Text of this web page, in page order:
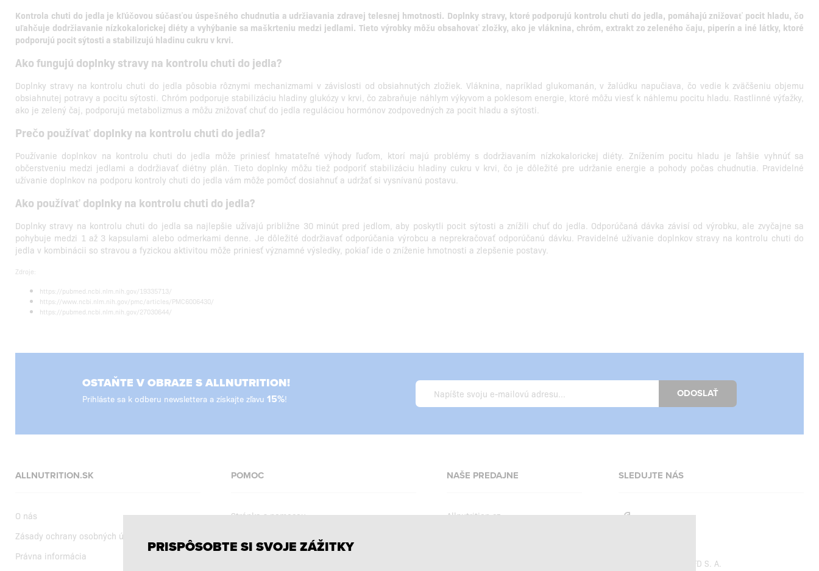
Kontrola chuti do jedla je kľúčovou súčasťou úspešného chudnutia a udržiavania zdravej telesnej hmotnosti. Doplnky stravy, ktoré podporujú kontrolu chuti do jedla, pomáhajú znižovať pocit hladu, čo
uľahčuje dodržiavanie nízkokalorickej diéty a vyhýbanie sa maškrteniu medzi jedlami. Tieto výrobky môžu obsahovať zložky, ako je vláknina, chróm, extrakt zo zeleného čaju, piperín a iné látky, ktoré
podporujú pocit sýtosti a stabilizujú hladinu cukru v krvi.
Ako fungujú doplnky stravy na kontrolu chuti do jedla?
Doplnky stravy na kontrolu chuti do jedla pôsobia rôznymi mechanizmami v závislosti od obsiahnutých zložiek. Vláknina, napríklad glukomanán, v žalúdku napučiava, čo vedie k zväčšeniu objemu
obsiahnutej potravy a pocitu sýtosti. Chróm podporuje stabilizáciu hladiny glukózy v krvi, čo zabraňuje náhlym výkyvom a poklesom energie, ktoré môžu viesť k náhlemu pocitu hladu. Rastlinné výťažky,
ako je zelený čaj, podporujú metabolizmus a môžu znižovať chuť do jedla reguláciou hormónov zodpovedných za pocit hladu a sýtosti.
Prečo používať doplnky na kontrolu chuti do jedla?
Používanie doplnkov na kontrolu chuti do jedla môže priniesť hmatateľné výhody ľuďom, ktorí majú problémy s dodržiavaním nízkokalorickej diéty. Znížením pocitu hladu je ľahšie vyhnúť sa
občerstveniu medzi jedlami a dodržiavať diétny plán. Tieto doplnky môžu tiež podporiť stabilizáciu hladiny cukru v krvi, čo je dôležité pre udržanie energie a pohody počas chudnutia. Pravidelné
užívanie doplnkov na podporu kontroly chuti do jedla vám môže pomôcť dosiahnuť a udržať si vysnívanú postavu.
Ako používať doplnky na kontrolu chuti do jedla?
Doplnky stravy na kontrolu chuti do jedla sa najlepšie užívajú približne 30 minút pred jedlom, aby poskytli pocit sýtosti a znížili chuť do jedla. Odporúčaná dávka závisí od výrobku, ale zvyčajne sa
pohybuje medzi 1 až 3 kapsulami alebo odmerkami denne. Je dôležité dodržiavať odporúčania výrobcu a neprekračovať odporúčanú dávku. Pravidelné užívanie doplnkov stravy na kontrolu chuti do
jedla v kombinácii so stravou a fyzickou aktivitou môže priniesť významné výsledky, pokiaľ ide o zníženie hmotnosti a zlepšenie postavy.
Zdroje:
https://pubmed.ncbi.nlm.nih.gov/19335713/
https://www.ncbi.nlm.nih.gov/pmc/articles/PMC6006430/
https://pubmed.ncbi.nlm.nih.gov/27030644/
OSTAŇTE V OBRAZE S ALLNUTRITION!
Prihláste sa k odberu newslettera a získajte zľavu 15%! ODOSLAŤ
ALLNUTRITION.SK
O nás
Zásady ochrany osobných údajov
Právna informácia
POMOC
Stránka s pomocou
NAŠE PREDAJNE
Allnutrition.cz
SLEDUJTE NÁS
Facebook
SFD S. A.
PRISPÔSOBTE SI SVOJE ZÁŽITKY